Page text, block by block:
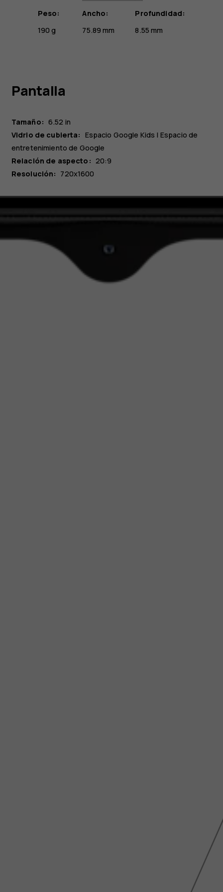
Peso:
190 g
Ancho:
75.89 mm
Profundidad:
8.55 mm
Pantalla
Tamaño: 6.52 in
Vidrio de cubierta: Espacio Google Kids | Espacio de
entretenimiento de Google
Relación de aspecto: 20:9
Resolución: 720x1600